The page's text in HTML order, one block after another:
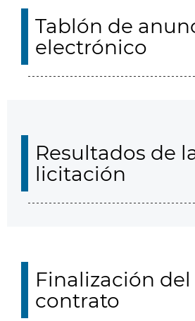
Tablón de
electrónico
Resultados de
licitación
Finalización del
contrato